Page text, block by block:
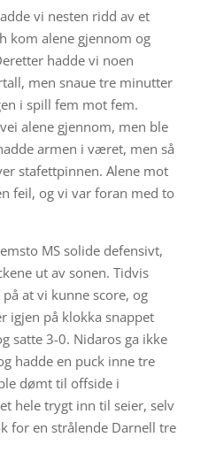
vi nesten ridd av et
kom alene gjennom og
hadde vi noen
men snaue tre minutter
i spill fem mot fem.
alene gjennom, men ble
armen i været, men så
stafettpinnen. Alene mot
feil, og vi var foran med to
MS solide defensivt,
ut av sonen. Tidvis
at vi kunne score, og
igjen på klokka snappet
satte 3-0. Nidaros ga ikke
hadde en puck inne tre
dømt til offside i
hele trygt inn til seier, selv
for en strålende Darnell tre